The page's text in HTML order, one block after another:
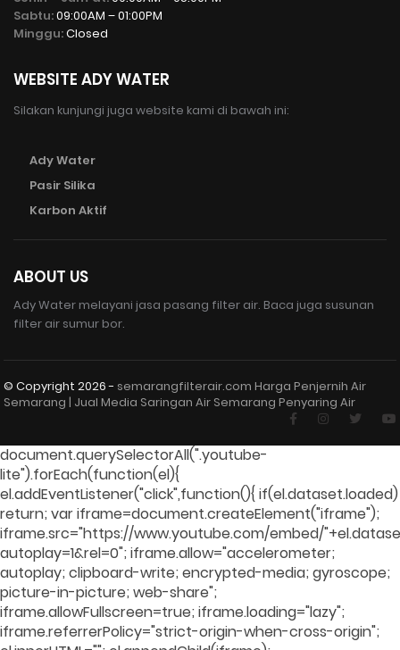
Sabtu:09:00AM – 01:00PM
Minggu:Closed
WEBSITE ADY WATER
Silakan kunjungi juga website kami di bawah ini:
Ady Water
Pasir Silika
Karbon Aktif
ABOUT US
Ady Water melayani jasa pasang filter air. Baca juga susunan
filter air sumur bor.
© Copyright2026 - semarangfilterair.com Harga Penjernih Air
Semarang | Jual Media Saringan Air Semarang Penyaring Air
document.querySelectorAll(".youtube-
lite").forEach(function(el){
el.addEventListener("click",function(){ if(el.dataset.loaded)
return; var iframe=document.createElement("iframe");
iframe.src="https://www.youtube.com/embed/
autoplay=1&rel=0"; iframe.allow="accelerometer;
autoplay; clipboard-write; encrypted-media; gyroscope;
picture-in-picture; web-share";
iframe.allowFullscreen=true; iframe.loading="lazy";
iframe.referrerPolicy="strict-origin-when-cross-origin";